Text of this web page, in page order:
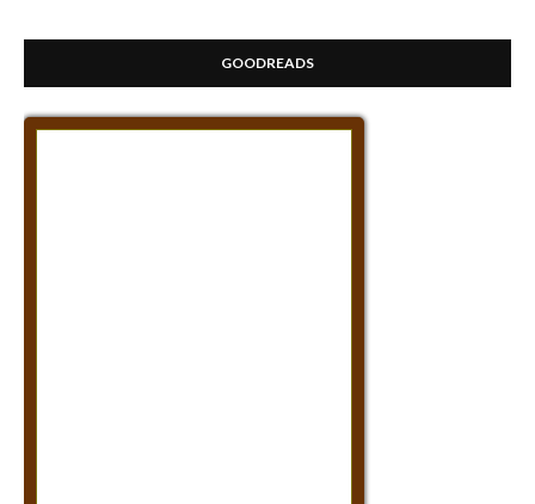
GOODREADS